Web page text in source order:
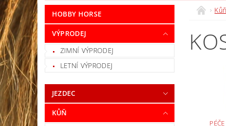
MOJE OBJEDNÁVKA
HOBBY HORSE
VÝPRODEJ
ZIMNÍ VÝPRODEJ
LETNÍ VÝPRODEJ
JEZDEC
KŮŇ
Kůň